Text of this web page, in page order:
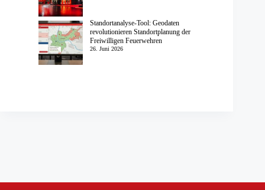
Standortanalyse-Tool: Geodaten
revolutionieren Standortplanung der
Freiwilligen Feuerwehren
26. Juni 2026